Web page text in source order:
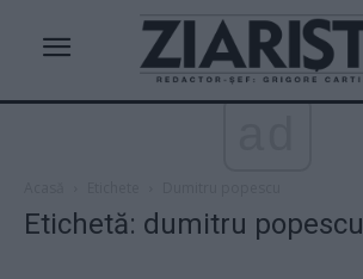
Etichetă: dumitru popescu